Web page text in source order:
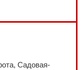
Садовая-